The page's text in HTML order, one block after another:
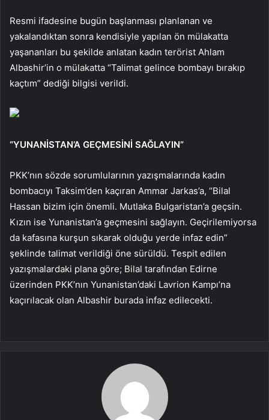
Resmi ifadesine bugün başlanması planlanan ve
yakalandıktan sonra kendisiyle yapılan ön mülakatta
yaşananları bu şekilde anlatan kadın terörist Ahlam
Albashir’in o mülakatta “Talimat gelince bombayı bırakıp
kaçtım” dediği bilgisi verildi.
“YUNANİSTAN’A GEÇMESİNİ SAĞLAYIN”
PKK’nın sözde sorumlularının yazışmalarında kadın
bombacıyı Taksim’den kaçıran Ammar Jarkas’a, “Bilal
Hassan bizim için önemli. Mutlaka Bulgaristan’a geçsin.
Kızın ise Yunanistan’a geçmesini sağlayın. Geçirilemiyorsa
da kafasına kurşun sıkarak olduğu yerde infaz edin”
şeklinde talimat verildiği öne sürüldü. Tespit edilen
yazışmalardaki plana göre; Bilal tarafından Edirne
üzerinden PKK’nın Yunanistan’daki Lavrion Kampı’na
kaçırılacak olan Albashir burada infaz edilecekti.